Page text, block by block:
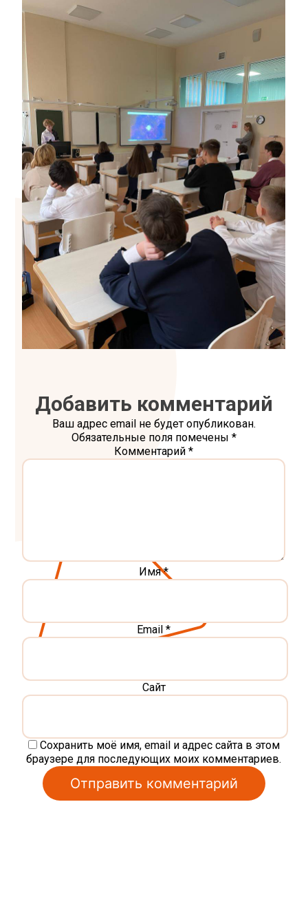
Добавить комментарий
Ваш адрес email не будет опубликован.
Обязательные поля помечены *
Комментарий*
Имя*
Email*
Сайт
Сохранить моё имя, email и адрес сайта в этом
браузере для последующих моих комментариев.